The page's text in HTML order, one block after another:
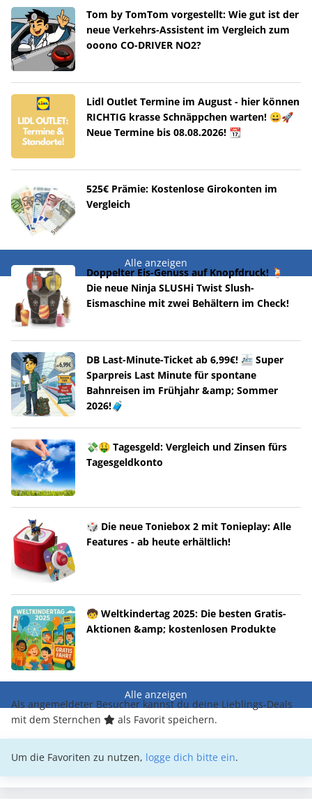
Tom by TomTom vorgestellt: Wie gut ist der
neue Verkehrs-Assistent im Vergleich zum
ooono CO-DRIVER NO2?
Lidl Outlet Termine im August - hier können
RICHTIG krasse Schnäppchen warten! 😀🚀
Neue Termine bis 08.08.2026! 📆
525€ Prämie: Kostenlose Girokonten im
Vergleich
Alle anzeigen
Doppelter Eis-Genuss auf Knopfdruck! 🍹
Die neue Ninja SLUSHi Twist Slush-
Eismaschine mit zwei Behältern im Check!
DB Last-Minute-Ticket ab 6,99€! 🚈 Super
Sparpreis Last Minute für spontane
Bahnreisen im Frühjahr &amp; Sommer
2026!🧳
💸🤑 Tagesgeld: Vergleich und Zinsen fürs
Tagesgeldkonto
🎲 Die neue Toniebox 2 mit Tonieplay: Alle
Features - ab heute erhältlich!
🧒 Weltkindertag 2025: Die besten Gratis-
Aktionen &amp; kostenlosen Produkte
Alle anzeigen
Als angemeldeter Besucher kannst du deine Lieblings-Deals
mit dem Sternchen
als Favorit speichern.
Um die Favoriten zu nutzen, logge dich bitte ein.